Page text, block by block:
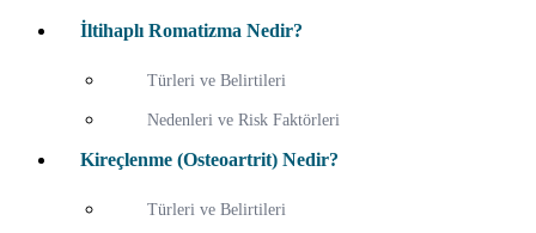
İltihaplı Romatizma Nedir?
Türleri ve Belirtileri
Nedenleri ve Risk Faktörleri
Kireçlenme (Osteoartrit) Nedir?
Türleri ve Belirtileri